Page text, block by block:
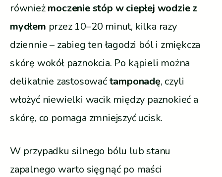
równieżmoczenie stóp w ciepłej wodzie z
mydłem przez 10–20 minut, kilka razy
dziennie – zabieg ten łagodzi ból i zmiękcza
skórę wokół paznokcia. Po kąpieli można
delikatnie zastosowaćtamponadę, czyli
włożyć niewielki wacik między paznokieć a
skórę, co pomaga zmniejszyć ucisk.
W przypadku silnego bólu lub stanu
zapalnego warto sięgnąć po maści